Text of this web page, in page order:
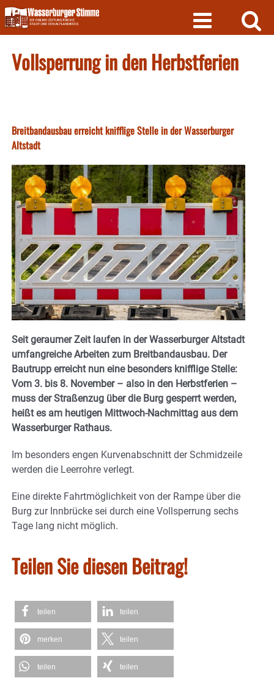
Skip
to
content
Vollsperrung in den Herbstferien
Breitbandausbau erreicht knifflige Stelle in der Wasserburger
Altstadt
Seit geraumer Zeit laufen in der Wasserburger Altstadt
umfangreiche Arbeiten zum Breitbandausbau. Der
Bautrupp erreicht nun eine besonders knifflige Stelle:
Vom 3. bis 8. November – also in den Herbstferien –
muss der Straßenzug über die Burg gesperrt werden,
heißt es am heutigen Mittwoch-Nachmittag aus dem
Wasserburger Rathaus.
Im besonders engen Kurvenabschnitt der Schmidzeile
werden die Leerrohre verlegt.
Eine direkte Fahrtmöglichkeit von der Rampe über die
Burg zur Innbrücke sei durch eine Vollsperrung sechs
Tage lang nicht möglich.
Teilen Sie diesen Beitrag!
teilen teilen
merken teilen
teilen teilen